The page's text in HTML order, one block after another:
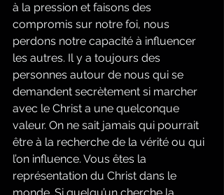
à la pression et faisons des
compromis sur notre foi, nous
perdons notre capacité à influencer
les autres. Il y a toujours des
personnes autour de nous qui se
demandent secrètement si marcher
avec le Christ a une quelconque
valeur. On ne sait jamais qui pourrait
être à la recherche de la vérité ou qui
l’on influence. Vous êtes la
représentation du Christ dans le